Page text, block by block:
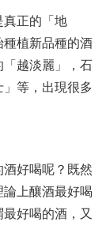
正的「地
植新品種的酒
越淡麗」，石
等，出現很多
好喝呢？既然
上釀酒最好喝
好喝的酒，又